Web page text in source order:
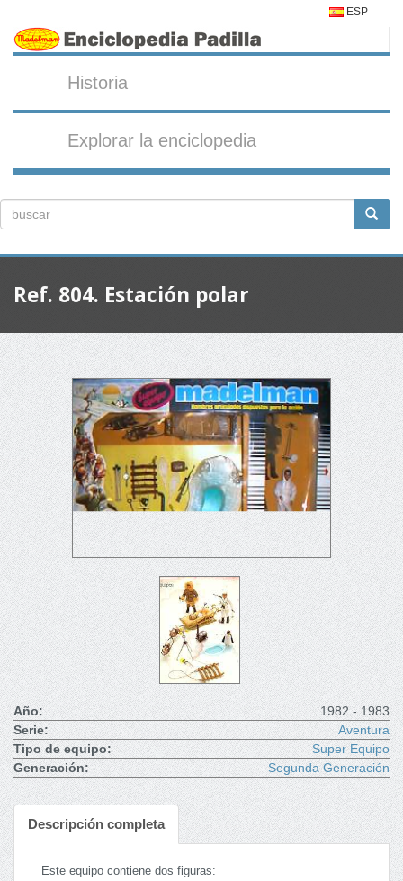
ESP
Historia
Explorar la enciclopedia
Ref. 804. Estación polar
Año:
1982 - 1983
Serie:
Aventura
Tipo de equipo:
Super Equipo
Generación:
Segunda Generación
Descripción completa
Este equipo contiene dos figuras: